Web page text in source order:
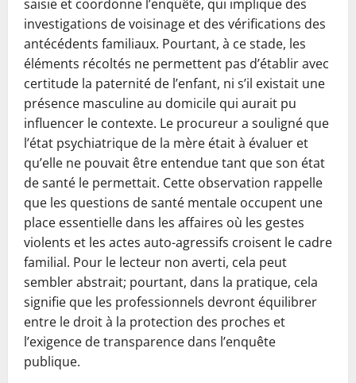
saisie et coordonne l’enquête, qui implique des
investigations de voisinage et des vérifications des
antécédents familiaux. Pourtant, à ce stade, les
éléments récoltés ne permettent pas d’établir avec
certitude la paternité de l’enfant, ni s’il existait une
présence masculine au domicile qui aurait pu
influencer le contexte. Le procureur a souligné que
l’état psychiatrique de la mère était à évaluer et
qu’elle ne pouvait être entendue tant que son état
de santé le permettait. Cette observation rappelle
que les questions de santé mentale occupent une
place essentielle dans les affaires où les gestes
violents et les actes auto-agressifs croisent le cadre
familial. Pour le lecteur non averti, cela peut
sembler abstrait; pourtant, dans la pratique, cela
signifie que les professionnels devront équilibrer
entre le droit à la protection des proches et
l’exigence de transparence dans l’enquête
publique.